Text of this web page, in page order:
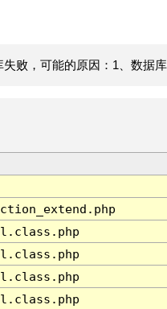
败，可能的原因：1、数据